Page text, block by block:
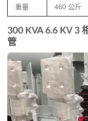
重量 460 公斤
300 KVA 6.6 KV 3
管